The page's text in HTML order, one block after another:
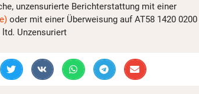
unzensurierte Berichterstattung mit einer
oder mit einer Überweisung auf AT58 1420 0200
ltd. Unzensuriert